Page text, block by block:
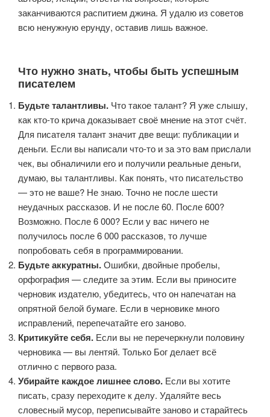
заканчиваются распитием джина. Я удалю из советов
всю ненужную ерунду, оставив лишь важное.
Что нужно знать, чтобы быть успешным
писателем
Будьте талантливы. Что такое талант? Я уже слышу,
как кто-то крича доказывает своё мнение на этот счёт.
Для писателя талант значит две вещи: публикации и
деньги. Если вы написали что-то и за это вам прислали
чек, вы обналичили его и получили реальные деньги,
думаю, вы талантливы. Как понять, что писательство
— это не ваше? Не знаю. Точно не после шести
неудачных рассказов. И не после 60. После 600?
Возможно. После 6 000? Если у вас ничего не
получилось после 6 000 рассказов, то лучше
попробовать себя в программировании.
Будьте аккуратны.Ошибки, двойные пробелы,
орфография — следите за этим. Если вы приносите
черновик издателю, убедитесь, что он напечатан на
опрятной белой бумаге. Если в черновике много
исправлений, перепечатайте его заново.
Критикуйте себя. Если вы не перечеркнули половину
черновика — вы лентяй. Только Бог делает всё
отлично с первого раза.
Убирайте каждое лишнее слово. Если вы хотите
писать, сразу переходите к делу. Удаляйте весь
словесный мусор, переписывайте заново и старайтесь